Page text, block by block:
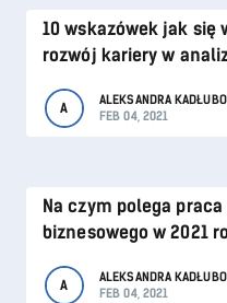
10 wskazówek jak się
rozwój kariery w
A
ALEKSANDRA
FEB 04, 2021
Na czym polega
biznesowego w 2021
A
ALEKSANDRA
FEB 04, 2021